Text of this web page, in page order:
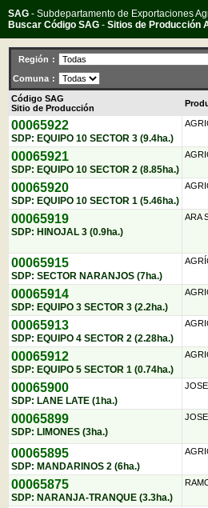
SAG - Subdepartamento de Exportaciones
Buscar Código SAG - Sitios de Producción
Región :
Comuna :
Código SAG
Sitio de Producción
00065922
SDP: EQUIPO 10 SECTOR 3 (9.4ha.)
00065921
SDP: EQUIPO 10 SECTOR 2 (8.85ha.)
00065920
SDP: EQUIPO 10 SECTOR 1 (5.46ha.)
00065919
SDP: HINOJAL 3 (0.9ha.)
ARA
00065915
SDP: SECTOR NARANJOS (7ha.)
00065914
SDP: EQUIPO 3 SECTOR 3 (2.2ha.)
00065913
SDP: EQUIPO 4 SECTOR 2 (2.28ha.)
00065912
SDP: EQUIPO 5 SECTOR 1 (0.74ha.)
00065900
SDP: LANE LATE (1ha.)
00065899
SDP: LIMONES (3ha.)
00065895
SDP: MANDARINOS 2 (6ha.)
00065875
SDP: NARANJA-TRANQUE (3.3ha.)